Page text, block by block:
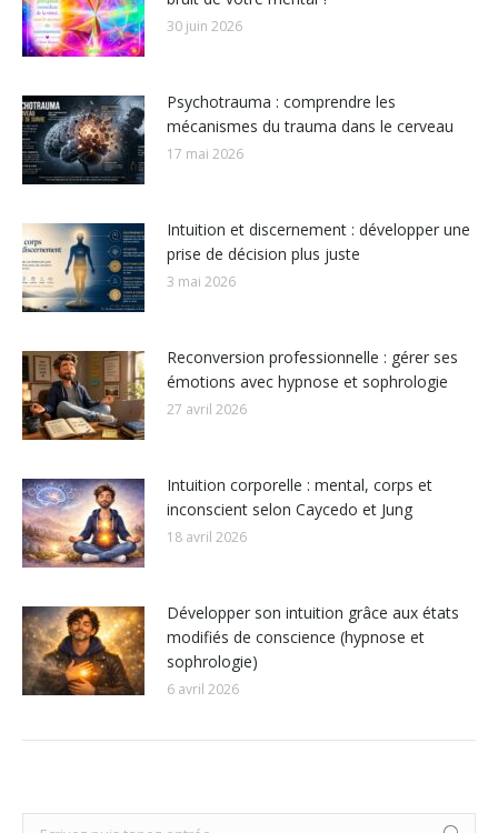
30 juin 2026
Psychotrauma : comprendre les
mécanismes du trauma dans le cerveau
17 mai 2026
Intuition et discernement : développer une
prise de décision plus juste
3 mai 2026
Reconversion professionnelle : gérer ses
émotions avec hypnose et sophrologie
27 avril 2026
Intuition corporelle : mental, corps et
inconscient selon Caycedo et Jung
18 avril 2026
Développer son intuition grâce aux états
modifiés de conscience (hypnose et
sophrologie)
6 avril 2026